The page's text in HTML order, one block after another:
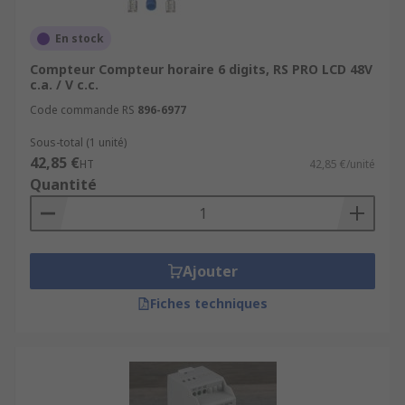
suivi des consommations
électriques en temps réel
Pourquoi choisir RS pour vos
compteurs ?
Livraison rapide (24-48h)
50 €
au service des
professionnels de l’industrie
Service client personnalisépour vous
accompagner dans votre choix et votre
consommation d’énergie
En stock
Compteur Compteur horaire 6 digits, RS PRO LCD 48V
c.a. / V c.c.
Code commande RS 896-6977
Sous-total (1 unité)
42,85 €HT 42,85 €/unité
Quantité
Ajouter
Fiches techniques